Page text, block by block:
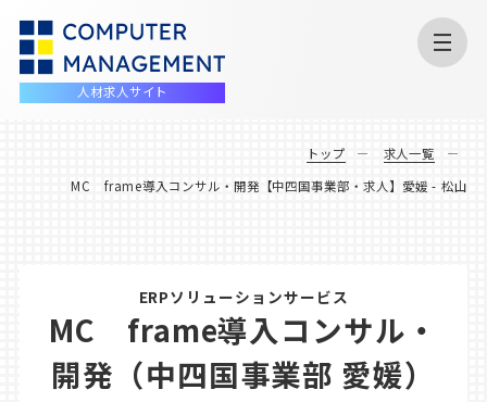
人材求人サイト
トップ
求人一覧
MC frame導入コンサル・開発【中四国事業部・求人】愛媛 - 松山
ERPソリューションサービス
MC frame導入コンサル・
開発（中四国事業部 愛媛）